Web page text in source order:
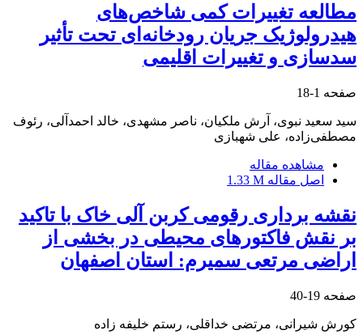
مطالعه تغییرات کمی شاخص‌های
هیدرولوژیک جریان رودخانه‌ای تحت تأثیر
سدسازی و تغییرات اقلیمی
صفحه 1-18
سید سعید نبوی، آرش ملکیان، ناصر مشهدی، خالد احمدآلی، رئوف
مصطفی‌زاده، علی شهبازی
مشاهده مقاله
اصل مقاله 1.33 M
نقشه برداری رقومی کربن آلی خاک با تاکید
بر نقش فاکتورهای محیطی در بخشی از
اراضی مرتعی سمیرم: استان اصفهان
صفحه 19-40
کورش شیرانی، مرتضی خداقلی، رستم خلیفه زاده